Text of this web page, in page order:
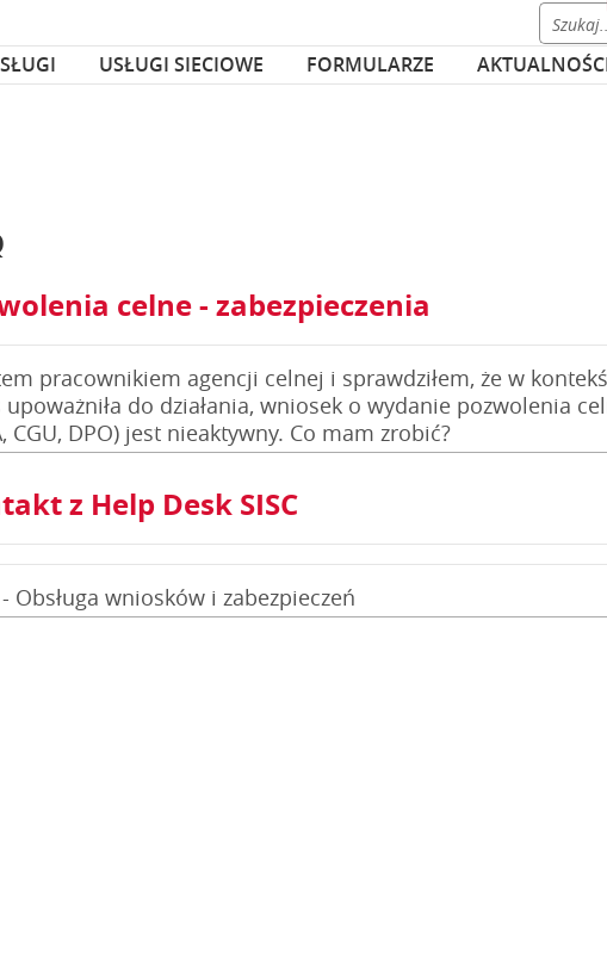
USŁUGI SIECIOWE FORMULARZE
celne - zabezpieczenia
pracownikiem agencji celnej i sprawdziłem, że w
upoważniła do działania, wniosek o wydanie pozwolenia
CGU, DPO) jest nieaktywny. Co mam zrobić?
z Help Desk SISC
Obsługa wniosków i zabezpieczeń